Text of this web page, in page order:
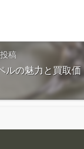
稿
ルの魅力と買取価